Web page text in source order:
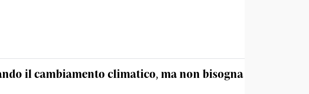
il cambiamento climatico, ma non bisogna